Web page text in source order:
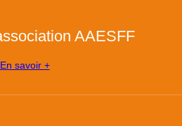
AAESFF
En savoir +